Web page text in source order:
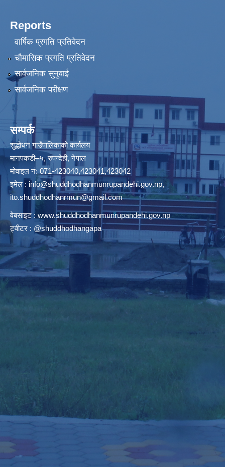
Reports
वार्षिक प्रगति प्रतिवेदन
चौमासिक प्रगति प्रतिवेदन
सार्वजनिक सुनुवाई
सार्वजनिक परीक्षण
सम्पर्क
शुद्धोधन गाउँपालिकाको कार्यलय
मानपकडी–५, रुपन्देही, नेपाल
मोवाइल नं: 071-423040,423041,423042
इमेल : info@shuddhodhanmunrupandehi.gov.np,
ito.shuddhodhanrmun@gmail.com
वेबसाइट : www.shuddhodhanmunrupandehi.gov.np
ट्वीटर : @shuddhodhangapa